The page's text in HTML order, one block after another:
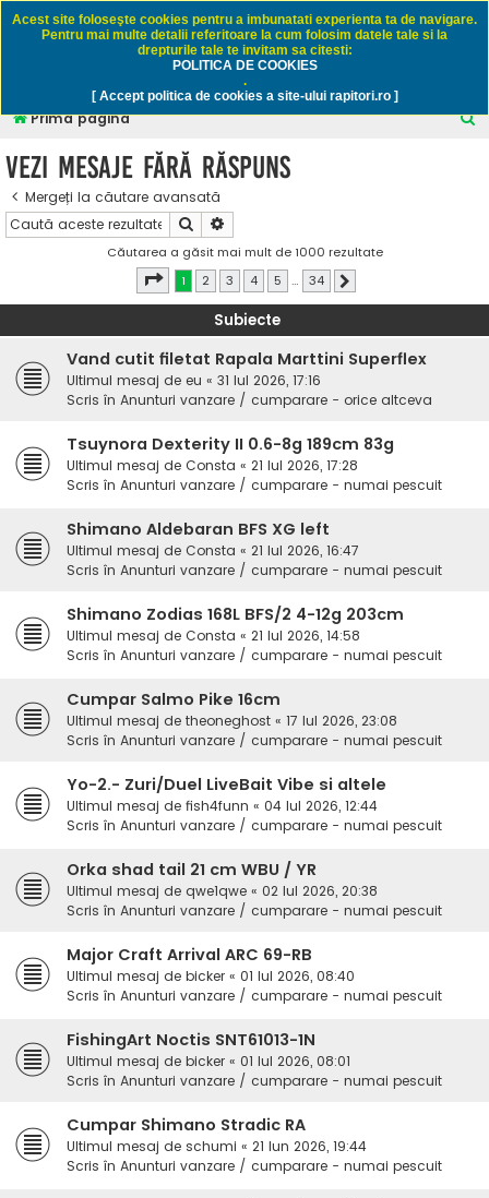
Rapitori.ro - Pescuit sportiv
Prima pagină
C
Vezi mesaje fără răspuns
Mergeți la căutare avansată
Căutare
Căutarea a găsit mai mult de 1000 rezultate
Pagina
din 34
1 2 3 4 5 … 34
Subiecte
Vand cutit filetat Rapala Marttini Superflex
Ultimul mesaj de eu « 31 Iul 2026, 17:16
Scris în Anunturi vanzare / cumparare - orice altceva
Tsuynora Dexterity II 0.6-8g 189cm 83g
Ultimul mesaj de Consta « 21 Iul 2026, 17:28
Scris în Anunturi vanzare / cumparare - numai pescuit
Shimano Aldebaran BFS XG left
Ultimul mesaj de Consta « 21 Iul 2026, 16:47
Scris în Anunturi vanzare / cumparare - numai pescuit
Shimano Zodias 168L BFS/2 4-12g 203cm
Ultimul mesaj de Consta « 21 Iul 2026, 14:58
Scris în Anunturi vanzare / cumparare - numai pescuit
Cumpar Salmo Pike 16cm
Ultimul mesaj de theoneghost « 17 Iul 2026, 23:08
Scris în Anunturi vanzare / cumparare - numai pescuit
Yo-2.- Zuri/Duel LiveBait Vibe si altele
Ultimul mesaj de fish4funn « 04 Iul 2026, 12:44
Scris în Anunturi vanzare / cumparare - numai pescuit
Orka shad tail 21 cm WBU / YR
Ultimul mesaj de qwe1qwe « 02 Iul 2026, 20:38
Scris în Anunturi vanzare / cumparare - numai pescuit
Major Craft Arrival ARC 69-RB
Ultimul mesaj de bicker « 01 Iul 2026, 08:40
Scris în Anunturi vanzare / cumparare - numai pescuit
FishingArt Noctis SNT61013-1N
Ultimul mesaj de bicker « 01 Iul 2026, 08:01
Scris în Anunturi vanzare / cumparare - numai pescuit
Cumpar Shimano Stradic RA
Ultimul mesaj de schumi « 21 Iun 2026, 19:44
Scris în Anunturi vanzare / cumparare - numai pescuit
Acest site foloseşte cookies pentru a imbunatati experienta ta de navigare.
Pentru mai multe detalii referitoare la cum folosim datele tale si la
drepturile tale te invitam sa citesti:
POLITICA DE COOKIES
.
[ Accept politica de cookies a site-ului rapitori.ro ]